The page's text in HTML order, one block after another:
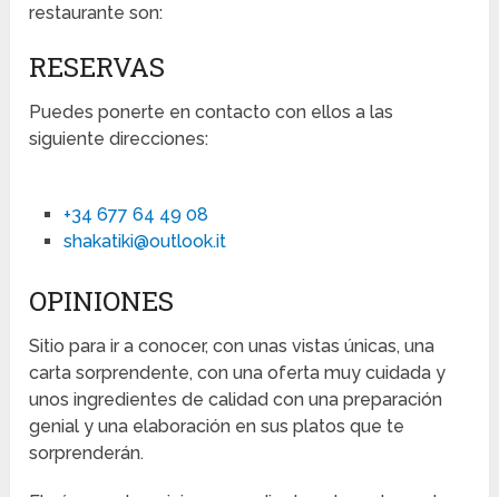
restaurante son:
RESERVAS
Puedes ponerte en contacto con ellos a las
siguiente direcciones:
+34 677 64 49 08
shakatiki@outlook.it
OPINIONES
Sitio para ir a conocer, con unas vistas únicas, una
carta sorprendente, con una oferta muy cuidada y
unos ingredientes de calidad con una preparación
genial y una elaboración en sus platos que te
sorprenderán.